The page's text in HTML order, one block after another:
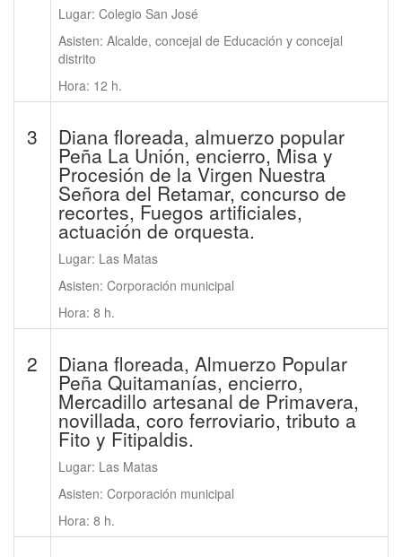
Lugar: Colegio San José
Asisten: Alcalde, concejal de Educación y concejal
distrito
Hora: 12 h.
3 Diana floreada, almuerzo popular
Peña La Unión, encierro, Misa y
Procesión de la Virgen Nuestra
Señora del Retamar, concurso de
recortes, Fuegos artificiales,
actuación de orquesta.
Lugar: Las Matas
Asisten: Corporación municipal
Hora: 8 h.
2 Diana floreada, Almuerzo Popular
Peña Quitamanías, encierro,
Mercadillo artesanal de Primavera,
novillada, coro ferroviario, tributo a
Fito y Fitipaldis.
Lugar: Las Matas
Asisten: Corporación municipal
Hora: 8 h.